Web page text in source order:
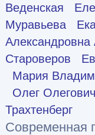
Веденская
Муравьева
Староверов
Мария
Олег
Трахтенберг
Современная